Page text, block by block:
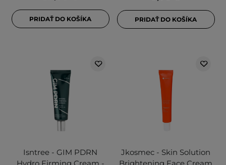
PRIDAŤ DO KOŠÍKA PRIDAŤ DO KOŠÍKA
Isntree - GIM PDRN
Jkosmec - Skin Solution